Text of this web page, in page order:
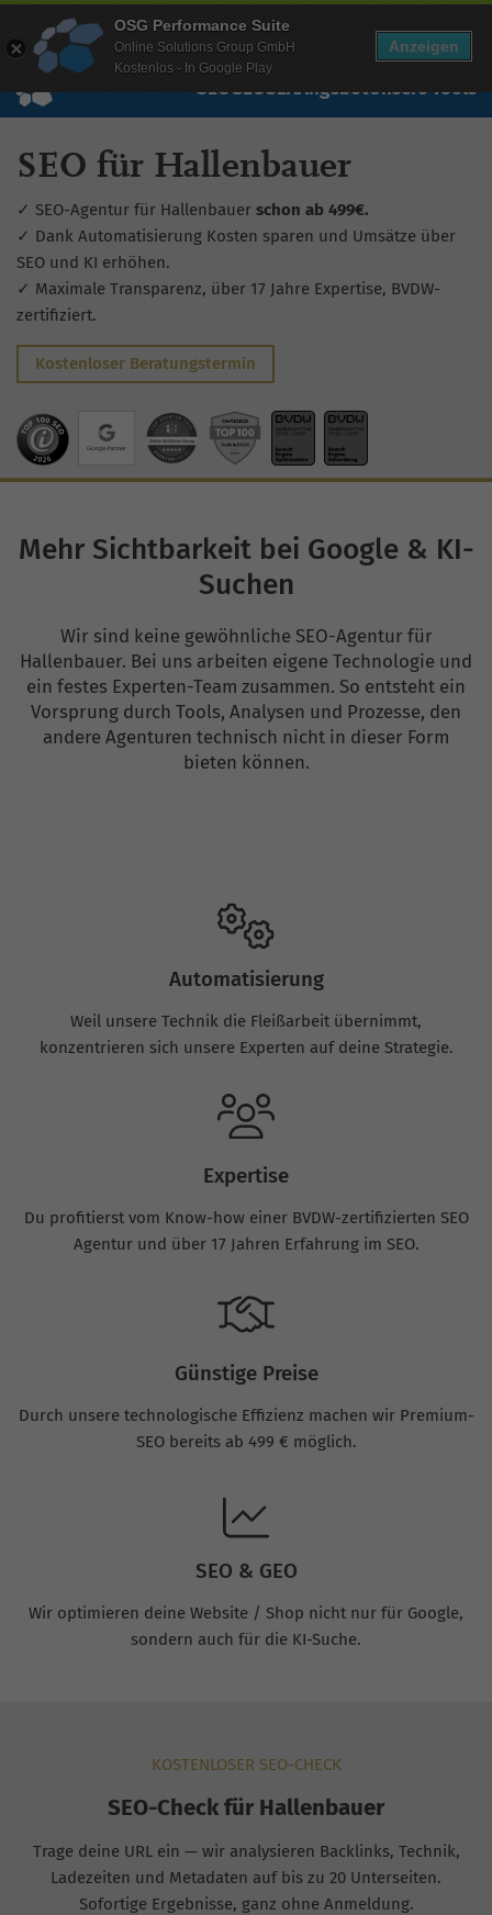
Wissen Free Checks Über uns Free Account
SEOGEOSEAAngebotUnsere Tools
SEO für Hallenbauer
✓ SEO-Agentur für Hallenbauer schon ab 499€.
✓ Dank Automatisierung Kosten sparen und Umsätze über
SEO und KI erhöhen.
✓ Maximale Transparenz, über 17 Jahre Expertise, BVDW-
zertifiziert.
Kostenloser Beratungstermin
Mehr Sichtbarkeit bei Google & KI-
Suchen
Wir sind keine gewöhnliche SEO-Agentur für
Hallenbauer. Bei uns arbeiten eigene Technologie und
ein festes Experten-Team zusammen. So entsteht ein
Vorsprung durch Tools, Analysen und Prozesse, den
andere Agenturen technisch nicht in dieser Form
bieten können.
Automatisierung
Weil unsere Technik die Fleißarbeit übernimmt,
konzentrieren sich unsere Experten auf deine Strategie.
Expertise
Du profitierst vom Know-how einer BVDW-zertifizierten SEO
Agentur und über 17 Jahren Erfahrung im SEO.
Günstige Preise
Durch unsere technologische Effizienz machen wir Premium-
SEO bereits ab 499 € möglich.
SEO & GEO
Wir optimieren deine Website / Shop nicht nur für Google,
sondern auch für die KI-Suche.
KOSTENLOSER SEO-CHECK
SEO-Check für Hallenbauer
Trage deine URL ein — wir analysieren Backlinks, Technik,
Ladezeiten und Metadaten auf bis zu 20 Unterseiten.
Sofortige Ergebnisse, ganz ohne Anmeldung.
OSG Performance Suite
Online Solutions Group GmbH
Kostenlos - In Google Play
Anzeigen